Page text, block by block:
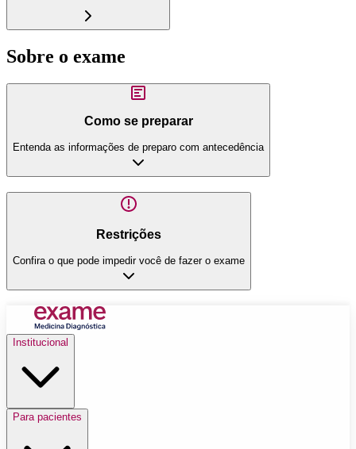
Sobre o exame
Como se preparar
Entenda as informações de preparo com antecedência
Restrições
Confira o que pode impedir você de fazer o exame
Institucional
Para pacientes